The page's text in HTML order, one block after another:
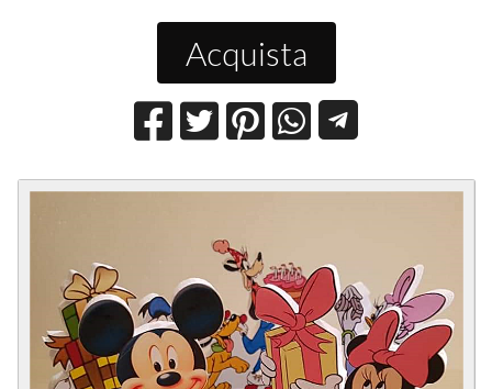
Acquista